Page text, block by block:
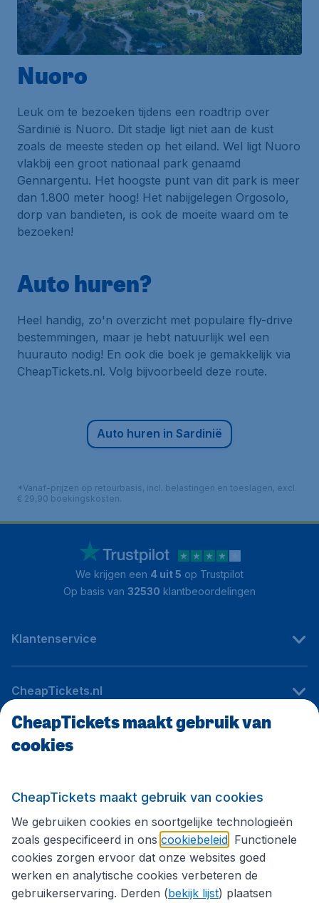
Nuoro
Leuk om te bezoeken tijdens een roadtrip over
Sardinië is Nuoro. Dit stadje ligt niet aan de kust
zoals de meeste steden op het eiland. Wel ligt Nuoro
vlakbij een groot nationaal park genaamd
Gennargentu. Het hoogste punt van dit park is meer
dan 1.800 meter hoog! Het nabijgelegen Orgosolo,
dorp van bandieten, is ook de moeite waard om te
bezoeken!
Auto huren?
Heel handig, zo'n overzicht met populaire fly-drive
bestemmingen, maar je hebt natuurlijk wel een
huurauto nodig! En ook die boek je gemakkelijk via
CheapTickets.nl. Volg bijvoorbeeld deze route.
Auto huren in Sardinië
*Vanaf-prijzen op retourbasis, incl. belastingen en toeslagen, excl.
€ 29,90 boekingskosten.
We krijgen een 4 uit 5 op Trustpilot
Op basis van 32530 klantbeoordelingen
Klantenservice
CheapTickets.nl
Internationale sites
Volg CheapTickets.nl
CheapTickets maakt gebruik van
cookies
CheapTickets maakt gebruik van cookies
We gebruiken cookies en soortgelijke technologieën
zoals gespecificeerd in ons cookiebeleid . Functionele
cookies zorgen ervoor dat onze websites goed
werken en analytische cookies verbeteren de
gebruikerservaring. Derden (bekijk lijst) plaatsen